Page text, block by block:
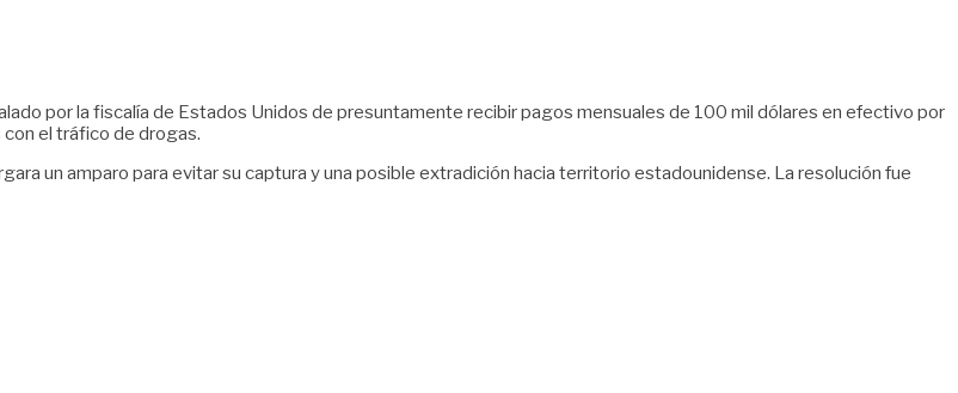
por la fiscalía de Estados Unidos de presuntamente recibir pagos mensuales de 100 mil dólares en efectivo por
con el tráfico de drogas.
un amparo para evitar su captura y una posible extradición hacia territorio estadounidense. La resolución fue